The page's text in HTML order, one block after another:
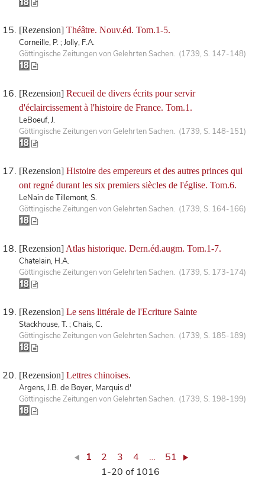
[Rezension] Théâtre. Nouv.éd. Tom.1-5.
Corneille, P. ; Jolly, F.A.
Göttingische Zeitungen von Gelehrten Sachen. (1739, S. 147-148)
[Rezension] Recueil de divers écrits pour servir
d'éclaircissement à l'histoire de France. Tom.1.
LeBoeuf, J.
Göttingische Zeitungen von Gelehrten Sachen. (1739, S. 148-151)
[Rezension] Histoire des empereurs et des autres princes qui
ont regné durant les six premiers siècles de l'église. Tom.6.
LeNain de Tillemont, S.
Göttingische Zeitungen von Gelehrten Sachen. (1739, S. 164-166)
[Rezension] Atlas historique. Dern.éd.augm. Tom.1-7.
Chatelain, H.A.
Göttingische Zeitungen von Gelehrten Sachen. (1739, S. 173-174)
[Rezension] Le sens littérale de l'Ecriture Sainte
Stackhouse, T. ; Chais, C.
Göttingische Zeitungen von Gelehrten Sachen. (1739, S. 185-189)
[Rezension] Lettres chinoises.
Argens, J.B. de Boyer, Marquis d'
Göttingische Zeitungen von Gelehrten Sachen. (1739, S. 198-199)
1 2 3 4 …
51
1-20 of 1016